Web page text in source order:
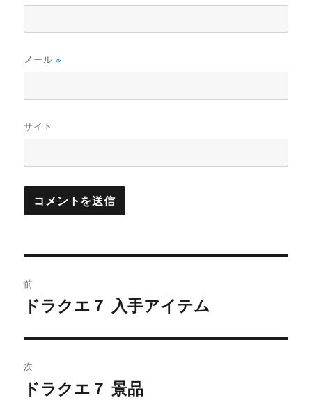
メール※
サイト
稿
ビ
ゲ
前
前
投
稿:
ドラクエ７ 入手アイテム
次
次
ドラクエ７ 景品